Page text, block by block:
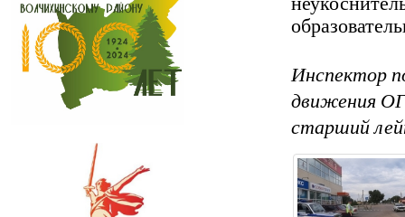
Инспектор
движения
старший